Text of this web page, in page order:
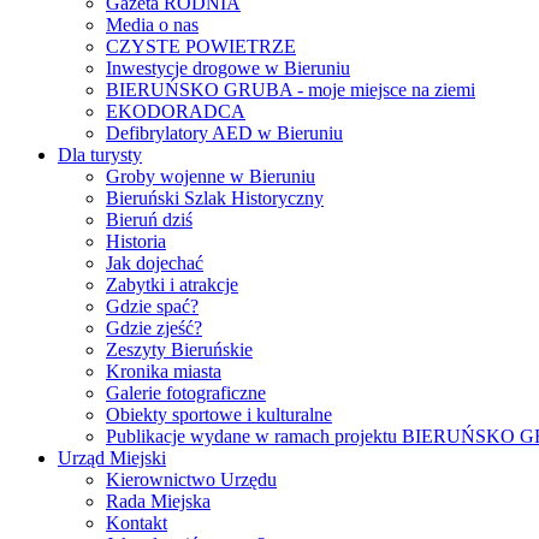
Media o nas
CZYSTE POWIETRZE
Inwestycje drogowe w Bieruniu
BIERUŃSKO GRUBA - moje miejsce na ziemi
EKODORADCA
Defibrylatory AED w Bieruniu
Dla turysty
Groby wojenne w Bieruniu
Bieruński Szlak Historyczny
Bieruń dziś
Historia
Jak dojechać
Zabytki i atrakcje
Gdzie spać?
Gdzie zjeść?
Zeszyty Bieruńskie
Kronika miasta
Galerie fotograficzne
Obiekty sportowe i kulturalne
Publikacje wydane w ramach projektu BIERUŃSKO
Urząd Miejski
Kierownictwo Urzędu
Rada Miejska
Kontakt